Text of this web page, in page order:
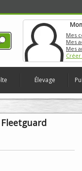
Mes
Mes
Mes
Élevage